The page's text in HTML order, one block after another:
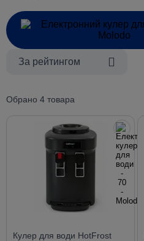
За рейтингом
Обрано 4 товара
Кулер для води HotFrost